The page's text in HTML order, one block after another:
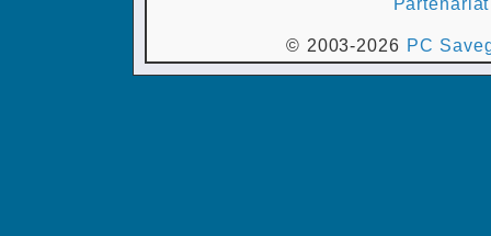
© 2003-2026 PC